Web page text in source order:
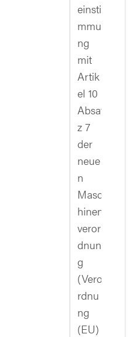
einsti
mmu
ng
mit
Artik
el 10
Absat
z 7
der
neue
n
Masc
hinen
veror
dnun
g
(Vero
rdnu
ng
(EU)